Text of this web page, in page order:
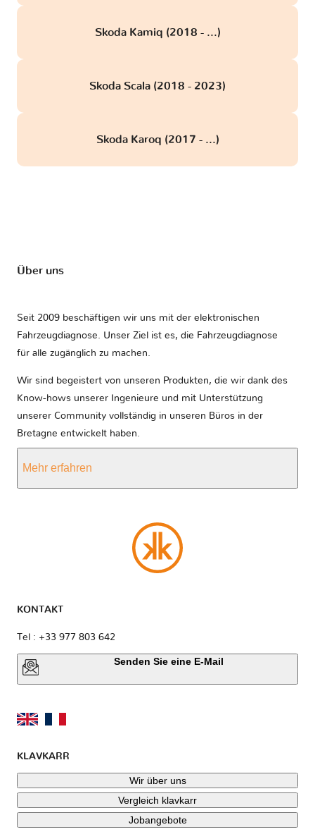
Skoda Kamiq (2018 - ...)
Skoda Scala (2018 - 2023)
Skoda Karoq (2017 - ...)
Über uns
Seit 2009 beschäftigen wir uns mit der elektronischen
Fahrzeugdiagnose. Unser Ziel ist es, die Fahrzeugdiagnose
für alle zugänglich zu machen.
Wir sind begeistert von unseren Produkten, die wir dank des
Know-hows unserer Ingenieure und mit Unterstützung
unserer Community vollständig in unseren Büros in der
Bretagne entwickelt haben.
Mehr erfahren
KONTAKT
Tel : +33 977 803 642
Senden Sie eine E-Mail
KLAVKARR
Wir über uns
Vergleich klavkarr
Jobangebote